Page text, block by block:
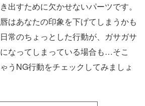
出すために欠かせないパーツです。
はあなたの印象を下げてしまうかも
常のちょっとした行動が、ガサガサ
なってしまっている場合も…そこ
うNG行動をチェックしてみましょ